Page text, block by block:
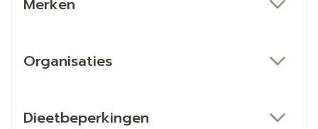
Merken
Organisaties
Dieetbeperkingen